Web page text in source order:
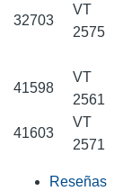
32703
VT
2575
41598
VT
2561
41603
VT
2571
Reseñas